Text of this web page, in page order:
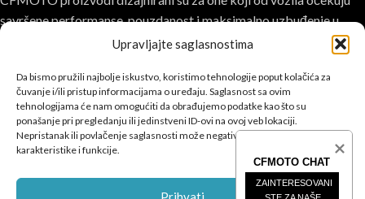
Upravljajte saglasnostima
Da bismo pružili najbolje iskustvo, koristimo tehnologije poput kolačića za
čuvanje i/ili pristup informacijama o uređaju. Saglasnost sa ovim
tehnologijama će nam omogućiti da obrađujemo podatke kao što su
ponašanje pri pregledanju ili jedinstveni ID-ovi na ovoj veb lokaciji.
Nepristanak ili povlačenje saglasnosti može negativno uticati na određene
karakteristike i funkcije.
savršene performanse, pouzdanost i maksimalno uzbuđenje u
POSLJEDNJE SA BLOGA
ČETVEROTOČKAŠI
CFMOTO CHAT
ZAINTERESOVANI